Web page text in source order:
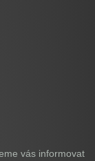
vás informovat